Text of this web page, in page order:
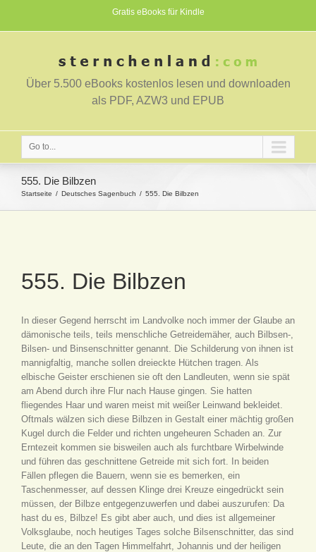
Gratis eBooks für Kindle
Über 5.500 eBooks kostenlos lesen und downloaden
als PDF, AZW3 und EPUB
Go to...
555. Die Bilbzen
Startseite Deutsches Sagenbuch 555. Die Bilbzen
555. Die Bilbzen
In dieser Gegend herrscht im Landvolke noch immer der Glaube an
dämonische teils, teils menschliche Getreidemäher, auch Bilbsen-,
Bilsen- und Binsenschnitter genannt. Die Schilderung von ihnen ist
mannigfaltig, manche sollen dreieckte Hütchen tragen. Als
elbische Geister erschienen sie oft den Landleuten, wenn sie spät
am Abend durch ihre Flur nach Hause gingen. Sie hatten
fliegendes Haar und waren meist mit weißer Leinwand bekleidet.
Oftmals wälzen sich diese Bilbzen in Gestalt einer mächtig großen
Kugel durch die Felder und richten ungeheuren Schaden an. Zur
Erntezeit kommen sie bisweilen auch als furchtbare Wirbelwinde
und führen das geschnittene Getreide mit sich fort. In beiden
Fällen pflegen die Bauern, wenn sie es bemerken, ein
Taschenmesser, auf dessen Klinge drei Kreuze eingedrückt sein
müssen, der Bilbze entgegenzuwerfen und dabei auszurufen: Da
hast du es, Bilbze! Es gibt aber auch, und dies ist allgemeiner
Volksglaube, noch heutiges Tages solche Bilsenschnitter, das sind
Leute, die an den Tagen Himmelfahrt, Johannis und der heiligen